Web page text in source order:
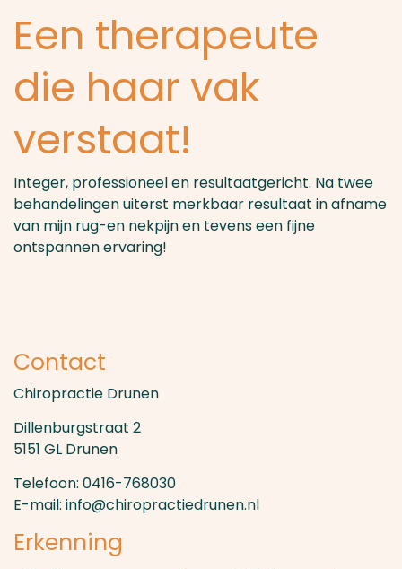
Een therapeute
die haar vak
verstaat!
Integer, professioneel en resultaatgericht. Na twee
behandelingen uiterst merkbaar resultaat in afname
van mijn rug-en nekpijn en tevens een fijne
ontspannen ervaring!
Contact
Chiropractie Drunen
Dillenburgstraat 2
5151 GL Drunen
Telefoon: 0416-768030
E-mail: info@chiropractiedrunen.nl
Erkenning